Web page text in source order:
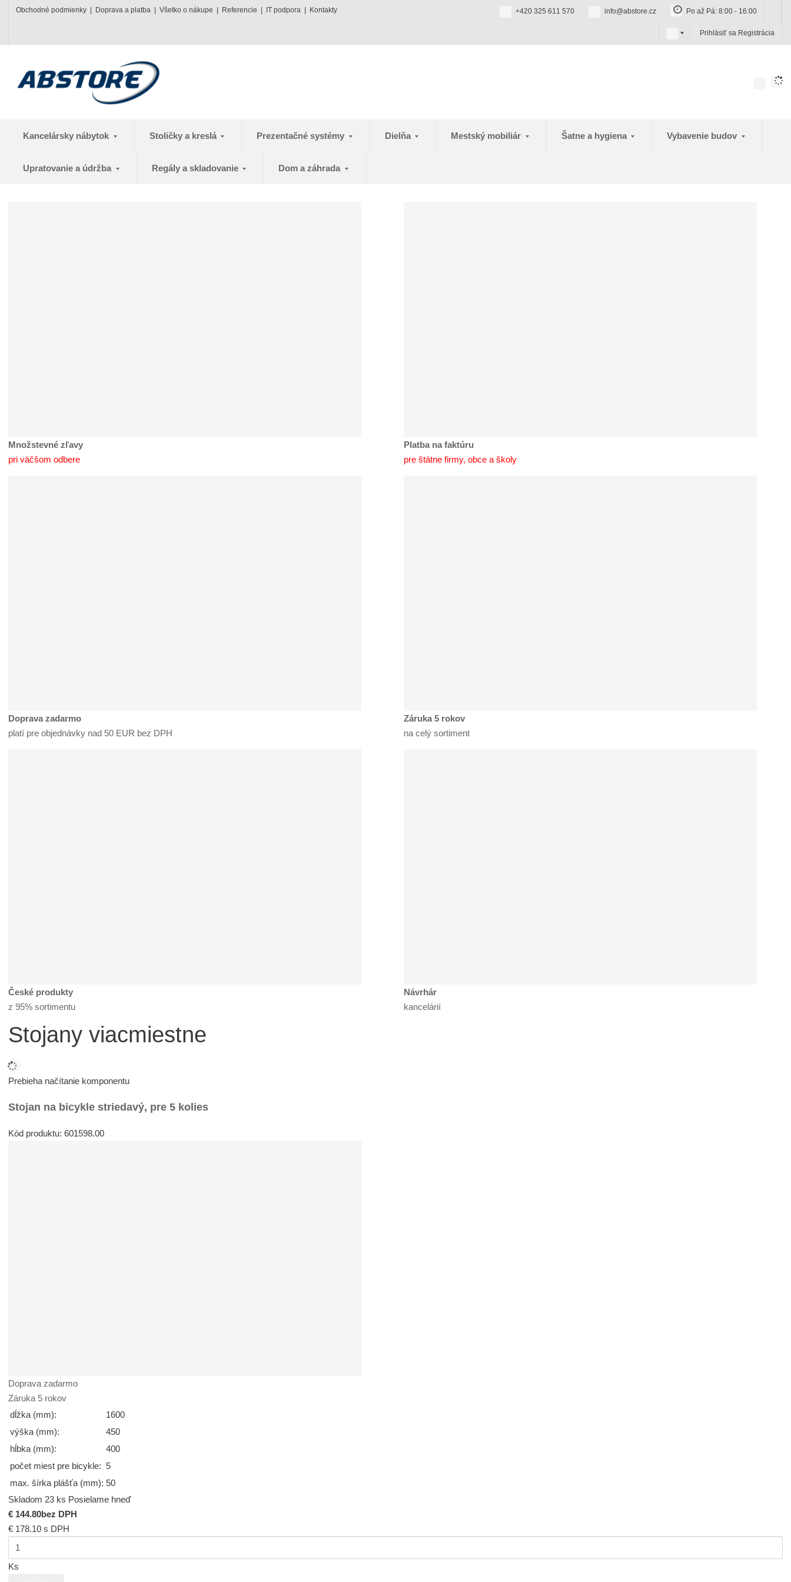
Obchodné podmienky Doprava a platba Všetko o nákupe Referencie IT podpora Kontakty +420 325 611 570 info@abstore.cz Po až Pá: 8:00 - 16:00
s
k
Prihlásiť sa Registrácia
Kancelársky nábytok Stoličky a kreslá Prezentačné systémy Dielňa Mestský mobiliár Šatne a hygiena Vybavenie budov
Upratovanie a údržba Regály a skladovanie Dom a záhrada
Množstevné zľavy
pri väčšom odbere
Platba na faktúru
pre štátne firmy, obce a školy
Doprava zadarmo
platí pre objednávky nad 50 EUR bez DPH
Záruka 5 rokov
na celý sortiment
České produkty
z 95% sortimentu
Návrhár
kancelárií
Stojany viacmiestne
Prebieha načítanie komponentu
Stojan na bicykle striedavý, pre 5 kolies
Kód produktu: 601598.00
Doprava zadarmo
Záruka 5 rokov
dĺžka (mm):
1600
výška (mm):
450
hĺbka (mm):
400
počet miest pre bicykle: 5
max. šírka plášťa (mm): 50
Skladom 23 ks Posielame hneď
€ 144.80bez DPH
€ 178.10s DPH
Ks